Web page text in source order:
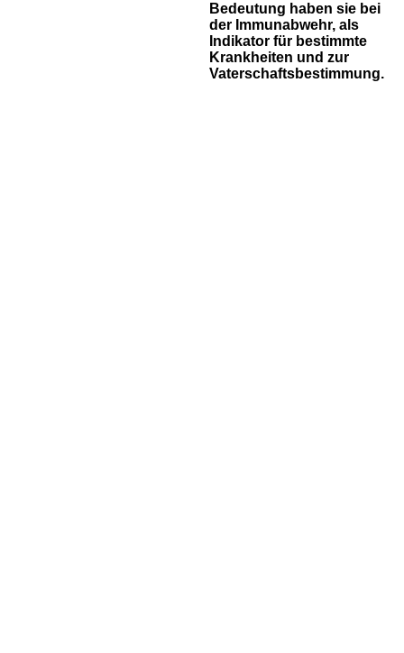
Bedeutung haben sie bei
der Immunabwehr, als
Indikator für bestimmte
Krankheiten und zur
Vaterschaftsbestimmung.